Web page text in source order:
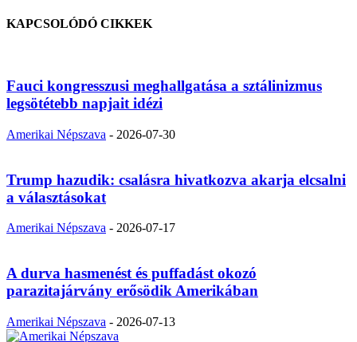
KAPCSOLÓDÓ CIKKEK
Fauci kongresszusi meghallgatása a sztálinizmus
legsötétebb napjait idézi
Amerikai Népszava - 2026-07-30
Trump hazudik: csalásra hivatkozva akarja elcsalni
a választásokat
Amerikai Népszava - 2026-07-17
A durva hasmenést és puffadást okozó
parazitajárvány erősödik Amerikában
Amerikai Népszava - 2026-07-13